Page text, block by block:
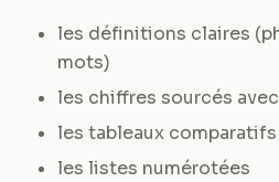
les définitions claires
mots)
les chiffres sourcés
les tableaux comparatifs
les listes numérotées